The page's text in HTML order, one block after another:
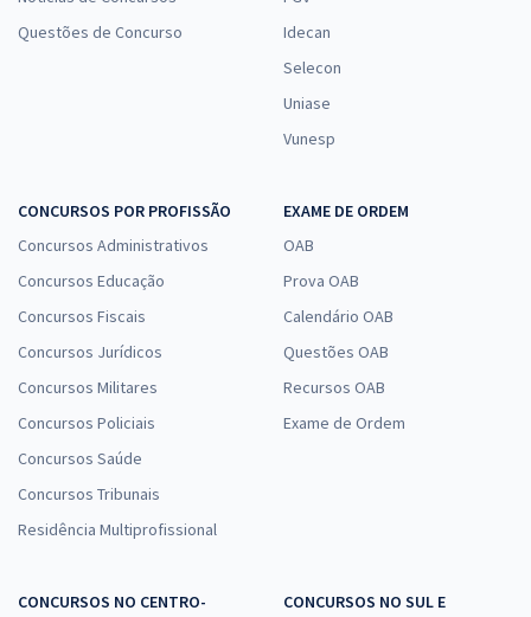
Questões de Concurso
Idecan
Selecon
Uniase
Vunesp
CONCURSOS POR PROFISSÃO
Concursos Administrativos
Concursos Educação
Concursos Fiscais
Concursos Jurídicos
Concursos Militares
Concursos Policiais
Concursos Saúde
Concursos Tribunais
Residência Multiprofissional
EXAME DE ORDEM
OAB
Prova OAB
Calendário OAB
Questões OAB
Recursos OAB
Exame de Ordem
CONCURSOS NO CENTRO-
CONCURSOS NO SUL E